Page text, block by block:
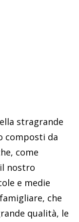
stragrande
composti da
come
nostro
e medie
che
qualità, le